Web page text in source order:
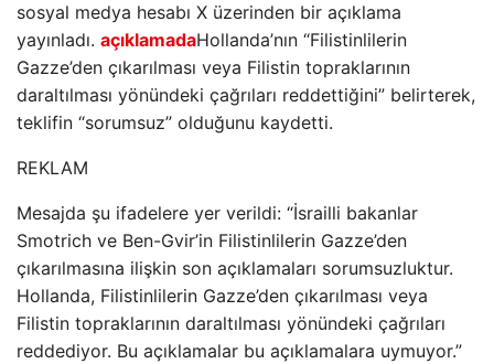
sosyal medya hesabı X üzerinden bir açıklama
yayınladı. açıklamadaHollanda’nın “Filistinlilerin
Gazze’den çıkarılması veya Filistin topraklarının
daraltılması yönündeki çağrıları reddettiğini” belirterek,
teklifin “sorumsuz” olduğunu kaydetti.
REKLAM
Mesajda şu ifadelere yer verildi: “İsrailli bakanlar
Smotrich ve Ben-Gvir’in Filistinlilerin Gazze’den
çıkarılmasına ilişkin son açıklamaları sorumsuzluktur.
Hollanda, Filistinlilerin Gazze’den çıkarılması veya
Filistin topraklarının daraltılması yönündeki çağrıları
reddediyor. Bu açıklamalar bu açıklamalara uymuyor.”